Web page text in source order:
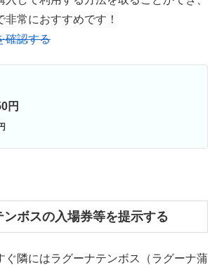
常におすすめです！
確認する
円
ボスの入場券等を提示する
ぐ隣にはラグーナテンボス（ラグーナ蒲